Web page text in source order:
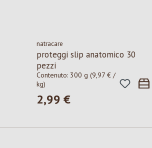
natracare
proteggi slip anatomico 30
pezzi
Contenuto: 300 g (9,97 € /
kg)
Prezzo normale:
2,99 €